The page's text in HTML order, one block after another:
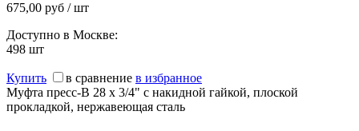
675,00 руб / шт
Доступно в Москве:
498 шт
Купить в сравнение в избранное
Муфта пресс-В 28 х 3/4" с накидной гайкой, плоской
прокладкой, нержавеющая сталь